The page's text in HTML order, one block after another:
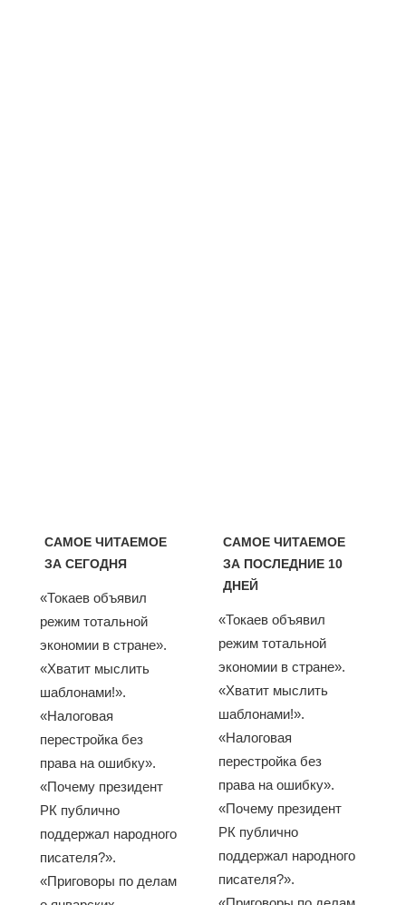
САМОЕ ЧИТАЕМОЕ
ЗА СЕГОДНЯ
«Токаев объявил
режим тотальной
экономии в стране».
«Хватит мыслить
шаблонами!».
«Налоговая
перестройка без
права на ошибку».
«Почему президент
РК публично
поддержал народного
писателя?».
«Приговоры по делам
САМОЕ ЧИТАЕМОЕ
ЗА ПОСЛЕДНИЕ 10
ДНЕЙ
«Токаев объявил
режим тотальной
экономии в стране».
«Хватит мыслить
шаблонами!».
«Налоговая
перестройка без
права на ошибку».
«Почему президент
РК публично
поддержал народного
писателя?».